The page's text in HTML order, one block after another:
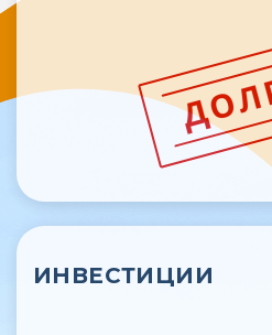
ИНВЕСТИЦИИ